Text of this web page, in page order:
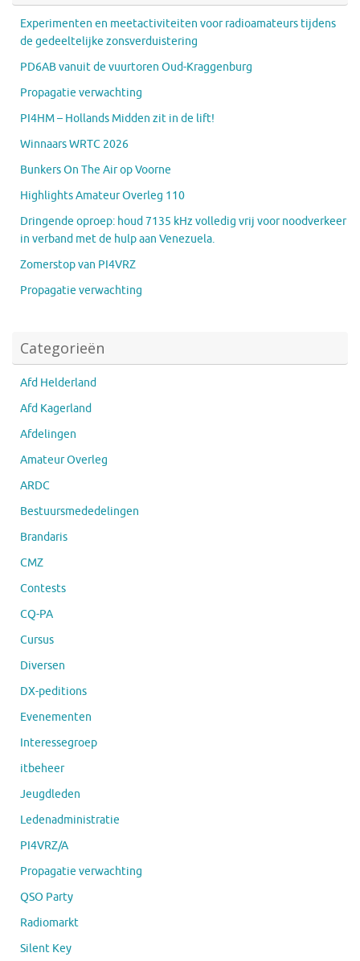
Experimenten en meetactiviteiten voor radioamateurs tijdens
de gedeeltelijke zonsverduistering
PD6AB vanuit de vuurtoren Oud-Kraggenburg
Propagatie verwachting
PI4HM – Hollands Midden zit in de lift!
Winnaars WRTC 2026
Bunkers On The Air op Voorne
Highlights Amateur Overleg 110
Dringende oproep: houd 7135 kHz volledig vrij voor noodverkeer
in verband met de hulp aan Venezuela.
Zomerstop van PI4VRZ
Propagatie verwachting
Categorieën
Afd Helderland
Afd Kagerland
Afdelingen
Amateur Overleg
ARDC
Bestuursmededelingen
Brandaris
CMZ
Contests
CQ-PA
Cursus
Diversen
DX-peditions
Evenementen
Interessegroep
itbeheer
Jeugdleden
Ledenadministratie
PI4VRZ/A
Propagatie verwachting
QSO Party
Radiomarkt
Silent Key